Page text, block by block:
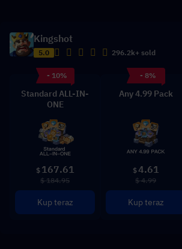
Kingshot
5.0 296.2k+ sold
- 10%
Standard ALL-IN-
ONE
$ 167.61
$ 184.95
Kup teraz
- 8%
Any 4.99 Pack
$4.61
$ 4.99
Kup teraz